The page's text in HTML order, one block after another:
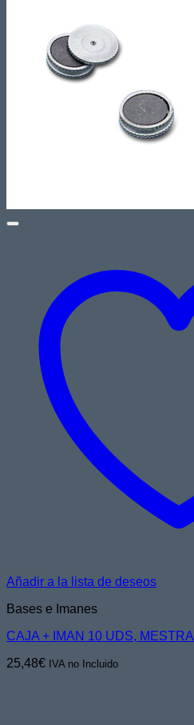
Añadir a la lista de deseos
Bases e Imanes
CAJA + IMAN 10 UDS, MESTRA
25,48€ IVA no Incluido